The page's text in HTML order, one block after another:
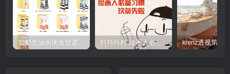
管郁生油画侠造型逻辑班第一期2019年5月【高清不缺课】 抖抖抖村 绘画人必备习惯2020【画质不错】